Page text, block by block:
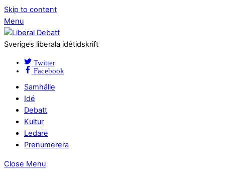
Skip to content
Menu
Sveriges liberala idétidskrift
Twitter
Facebook
Samhälle
Idé
Debatt
Kultur
Ledare
Prenumerera
Close Menu